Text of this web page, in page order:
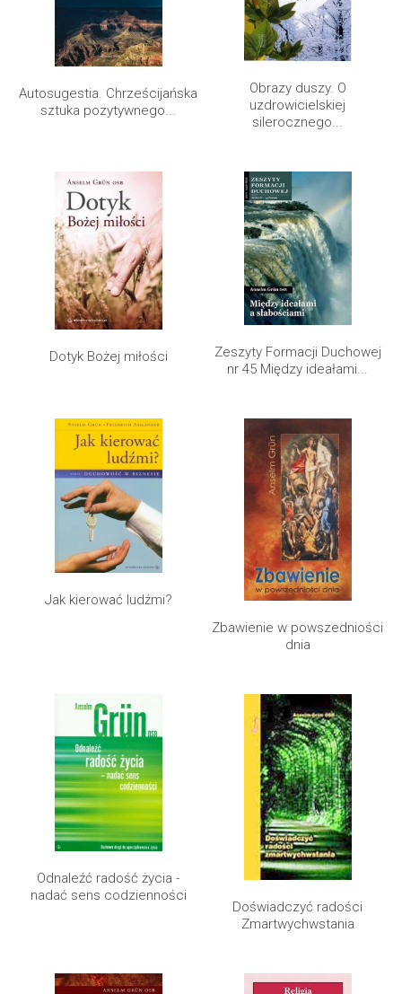
Autosugestia. Chrześcijańska
sztuka pozytywnego...
Obrazy duszy. O
uzdrowicielskiej
silerocznego...
Dotyk Bożej miłości
Zeszyty Formacji Duchowej
nr 45 Między ideałami...
Jak kierować ludźmi?
Zbawienie w powszedniości
dnia
Odnaleźć radość życia -
nadać sens codzienności
Doświadczyć radości
Zmartwychwstania